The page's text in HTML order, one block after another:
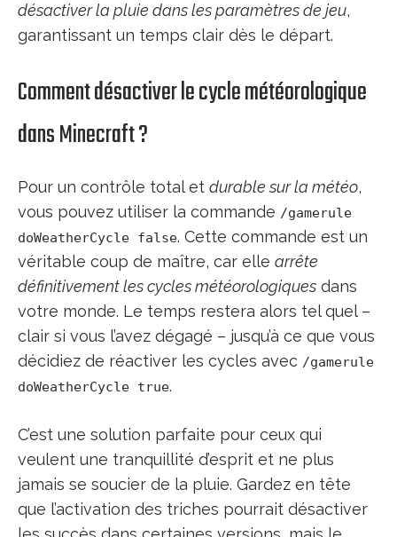
désactiver la pluie dans les paramètres de jeu,
garantissant un temps clair dès le départ.
Comment désactiver le cycle météorologique
dans Minecraft ?
Pour un contrôle total et durable sur la météo,
vous pouvez utiliser la commande /gamerule
doWeatherCycle false. Cette commande est un
véritable coup de maître, car elle arrête
définitivement les cycles météorologiques dans
votre monde. Le temps restera alors tel quel –
clair si vous l’avez dégagé – jusqu’à ce que vous
décidiez de réactiver les cycles avec /gamerule
doWeatherCycle true.
C’est une solution parfaite pour ceux qui
veulent une tranquillité d’esprit et ne plus
jamais se soucier de la pluie. Gardez en tête
que l’activation des triches pourrait désactiver